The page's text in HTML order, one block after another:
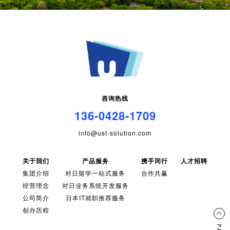
咨询热线
136-0428-1709
info@ust-solution.com
关于我们
集团介绍
经营理念
公司简介
创办历程
产品服务
对日留学一站式服务
对日业务系统开发服务
日本IT就职推荐服务
携手同行
合作共赢
人才招聘